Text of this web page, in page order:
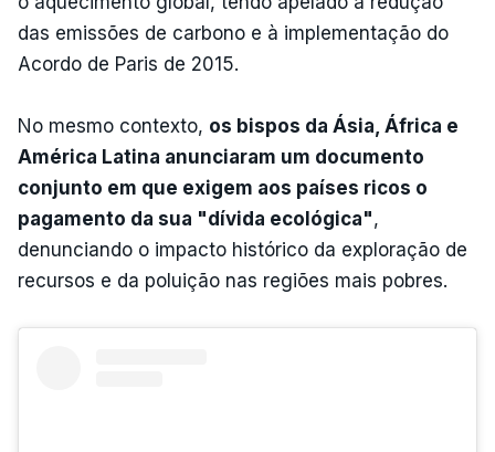
das emissões de carbono e à implementação do
Acordo de Paris de 2015.
No mesmo contexto, os bispos da Ásia, África e
América Latina anunciaram um documento
conjunto em que exigem aos países ricos o
pagamento da sua "dívida ecológica",
denunciando o impacto histórico da exploração de
recursos e da poluição nas regiões mais pobres.